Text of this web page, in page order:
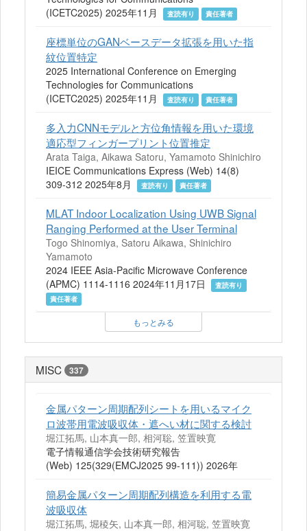
(ICETC2025) 2025年11月
査読有り 責任著者
座標単位のGANベースデータ拡張を用いた指
紋位置特定
2025 International Conference on Emerging
Technologies for Communications
(ICETC2025) 2025年11月
査読有り 責任著者
多入力CNNモデルと方位角情報を用いた環境
適応型フィンガープリント位置推定
Arata Taiga, Aikawa Satoru, Yamamoto Shinichiro
IEICE Communications Express (Web) 14(8)
309-312 2025年8月
査読有り 責任著者
MLAT Indoor Localization Using UWB Signal
Ranging Performed at the User Terminal
Togo Shinomiya, Satoru Aikawa, Shinichiro
Yamamoto
2024 IEEE Asia-Pacific Microwave Conference
(APMC) 1114-1116 2024年11月17日
査読有り
責任著者
もっとみる
MISC 337
金属パターン周期配列シートを用いるマイク
ロ波帯用電波吸収体・遮へい材に関する検討
堀江拓馬, 山本真一郎, 相河聡, 笠置映寛
電子情報通信学会技術研究報告
(Web) 125(329(EMCJ2025 99-111)) 2026年
簡易金属パターン周期配列構造を利用する電
波吸収体
堀江拓馬, 堀稜矢, 山本真一郎, 相河聡, 笠置映寛